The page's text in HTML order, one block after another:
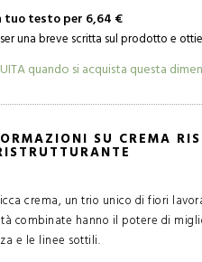
tuo testo per 6,64 €
una breve scritta sul prodotto e
quando si acquista questa
SU CREMA
crema, un trio unico di fiori
combinate hanno il potere di
e le linee sottili.